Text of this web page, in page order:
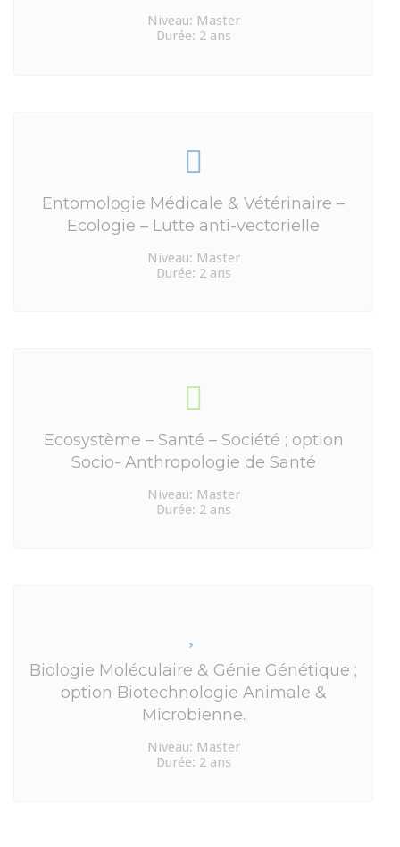
Niveau: Master
Durée: 2 ans
Entomologie Médicale & Vétérinaire –
Ecologie – Lutte anti-vectorielle
Niveau: Master
Durée: 2 ans
Ecosystème – Santé – Société ; option
Socio- Anthropologie de Santé
Niveau: Master
Durée: 2 ans
Biologie Moléculaire & Génie Génétique ;
option Biotechnologie Animale &
Microbienne.
Niveau: Master
Durée: 2 ans